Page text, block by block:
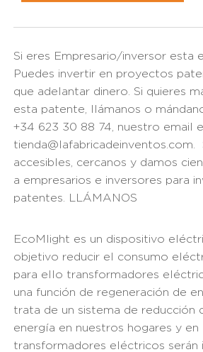
Si eres Empresario/inversor esta
Puedes invertir en proyectos
que adelantar dinero. Si quieres
esta patente, llámanos o
+34 623 30 88 74, nuestro email
tienda@lafabricadeinventos.com.
accesibles, cercanos y damos
a empresarios e inversores para
patentes. LLÁMANOS
EcoMlight es un dispositivo
objetivo reducir el consumo
para ello transformadores
una función de regeneración de
trata de un sistema de reducción
energía en nuestros hogares y en
transformadores eléctricos serán